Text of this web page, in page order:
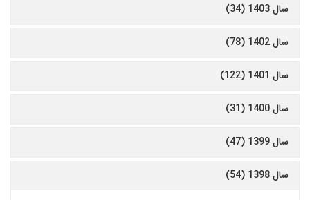
سال 1403 (34)
سال 1402 (78)
سال 1401 (122)
سال 1400 (31)
سال 1399 (47)
سال 1398 (54)